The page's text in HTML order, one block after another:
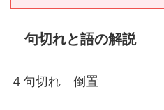
句切れと語の解説
４句切れ 倒置